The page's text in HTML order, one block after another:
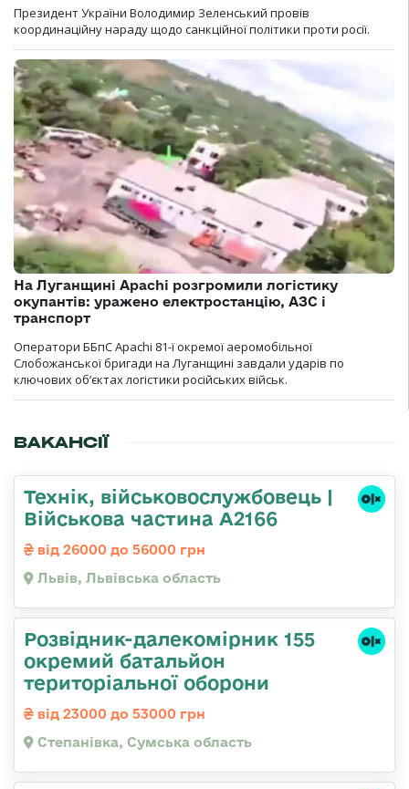
Президент України Володимир Зеленський провів
координаційну нараду щодо санкційної політики проти росії.
На Луганщині Apachi розгромили логістику
окупантів: уражено електростанцію, АЗС і
транспорт
Оператори ББпС Apachi 81-ї окремої аеромобільної
Слобожанської бригади на Луганщині завдали ударів по
ключових об’єктах логістики російських військ.
ВАКАНСІЇ
Технік, військовослужбовець |
Військова частина А2166
від 26000 до 56000 грн
Львів, Львівська область
Розвідник-далекомірник 155
окремий батальйон
територіальної оборони
від 23000 до 53000 грн
Степанівка, Сумська область